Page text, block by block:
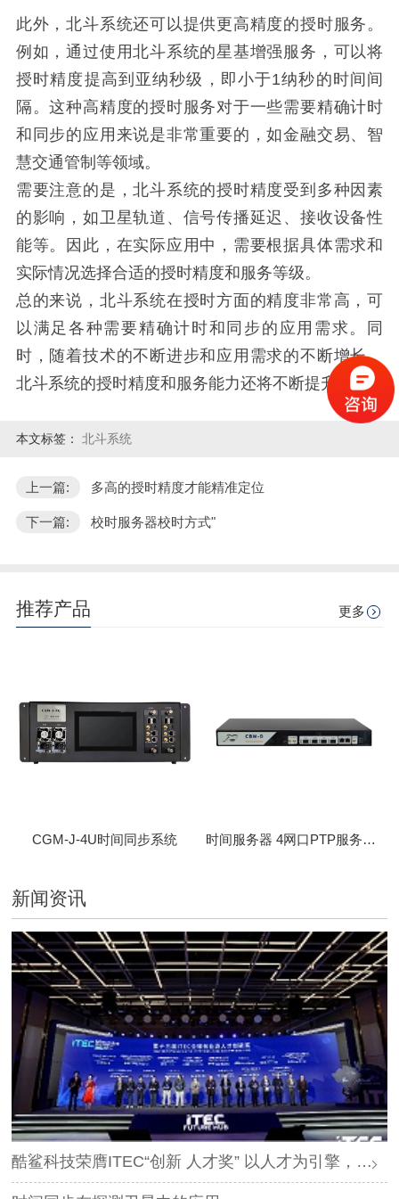
此外，北斗系统还可以提供更高精度的授时服务。
例如，通过使用北斗系统的星基增强服务，可以将
授时精度提高到亚纳秒级，即小于1纳秒的时间间
隔。这种高精度的授时服务对于一些需要精确计时
和同步的应用来说是非常重要的，如金融交易、智
慧交通管制等领域。
需要注意的是，北斗系统的授时精度受到多种因素
的影响，如卫星轨道、信号传播延迟、接收设备性
能等。因此，在实际应用中，需要根据具体需求和
实际情况选择合适的授时精度和服务等级。
总的来说，北斗系统在授时方面的精度非常高，可
以满足各种需要精确计时和同步的应用需求。同
时，随着技术的不断进步和应用需求的不断增长，
北斗系统的授时精度和服务能力还将不断提升。
本文标签： 北斗系统
上一篇: 多高的授时精度才能精准定位
下一篇: 校时服务器校时方式"
推荐产品 更多
CGM-J-4U时间同步系统 时间服务器 4网口PTP服务器 CBM-D-40
新闻资讯
酷鲨科技荣膺ITEC“创新 人才奖” 以人才为引擎，时空为基石，驱动智能未来